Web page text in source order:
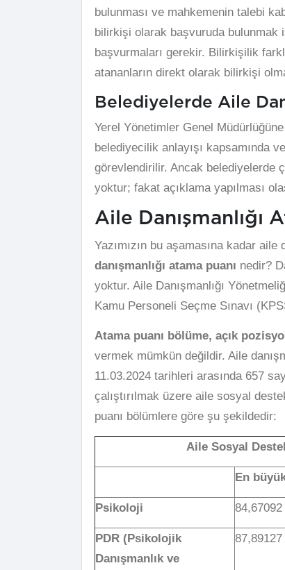
bulunması ve mahkemenin talebi
bilirkişi olarak başvuruda bulunmak
başvurmaları gerekir. Bilirkişilik
atananların direkt olarak bilirkişi
Belediyelerde Aile
Yerel Yönetimler Genel
belediyecilik anlayışı kapsamında
görevlendirilir. Ancak belediyelerde
yoktur; fakat açıklama yapılması
Aile Danışmanlığı
Yazımızın bu aşamasına kadar
danışmanlığı atama puanı nedir?
yoktur. Aile Danışmanlığı
Kamu Personeli Seçme Sınavı
Atama puanı bölüme, açık
vermek mümkün değildir. Aile
11.03.2024 tarihleri arasında 657
çalıştırılmak üzere aile sosyal
puanı bölümlere göre şu şekildedir:
Aile Sosyal
En
Psikoloji 84,67092
PDR (Psikolojik
Danışmanlık ve
87,89127